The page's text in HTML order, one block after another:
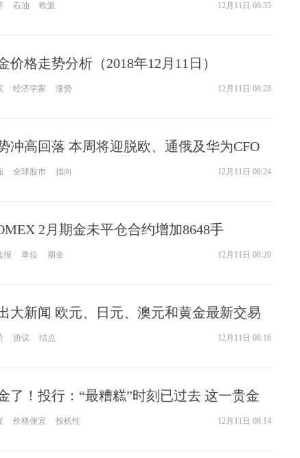
石油 欧派 12月11日 08:35
价格走势分析（2018年12月11日）
经济学家 涨势 12月11日 08:28
冲高回落 本周将迎脱欧、通俄及华为CFO
全球股市 指向 12月11日 08:24
2月期金未平仓合约增加8648手
报 单位 期金 12月11日 08:20
大新闻 欧元、日元、澳元和黄金最新交易
协议 结点 12月11日 08:16
了！投行：“最糟糕”时刻已过去 这一贵金
价格便宜 投机性 12月11日 08:14